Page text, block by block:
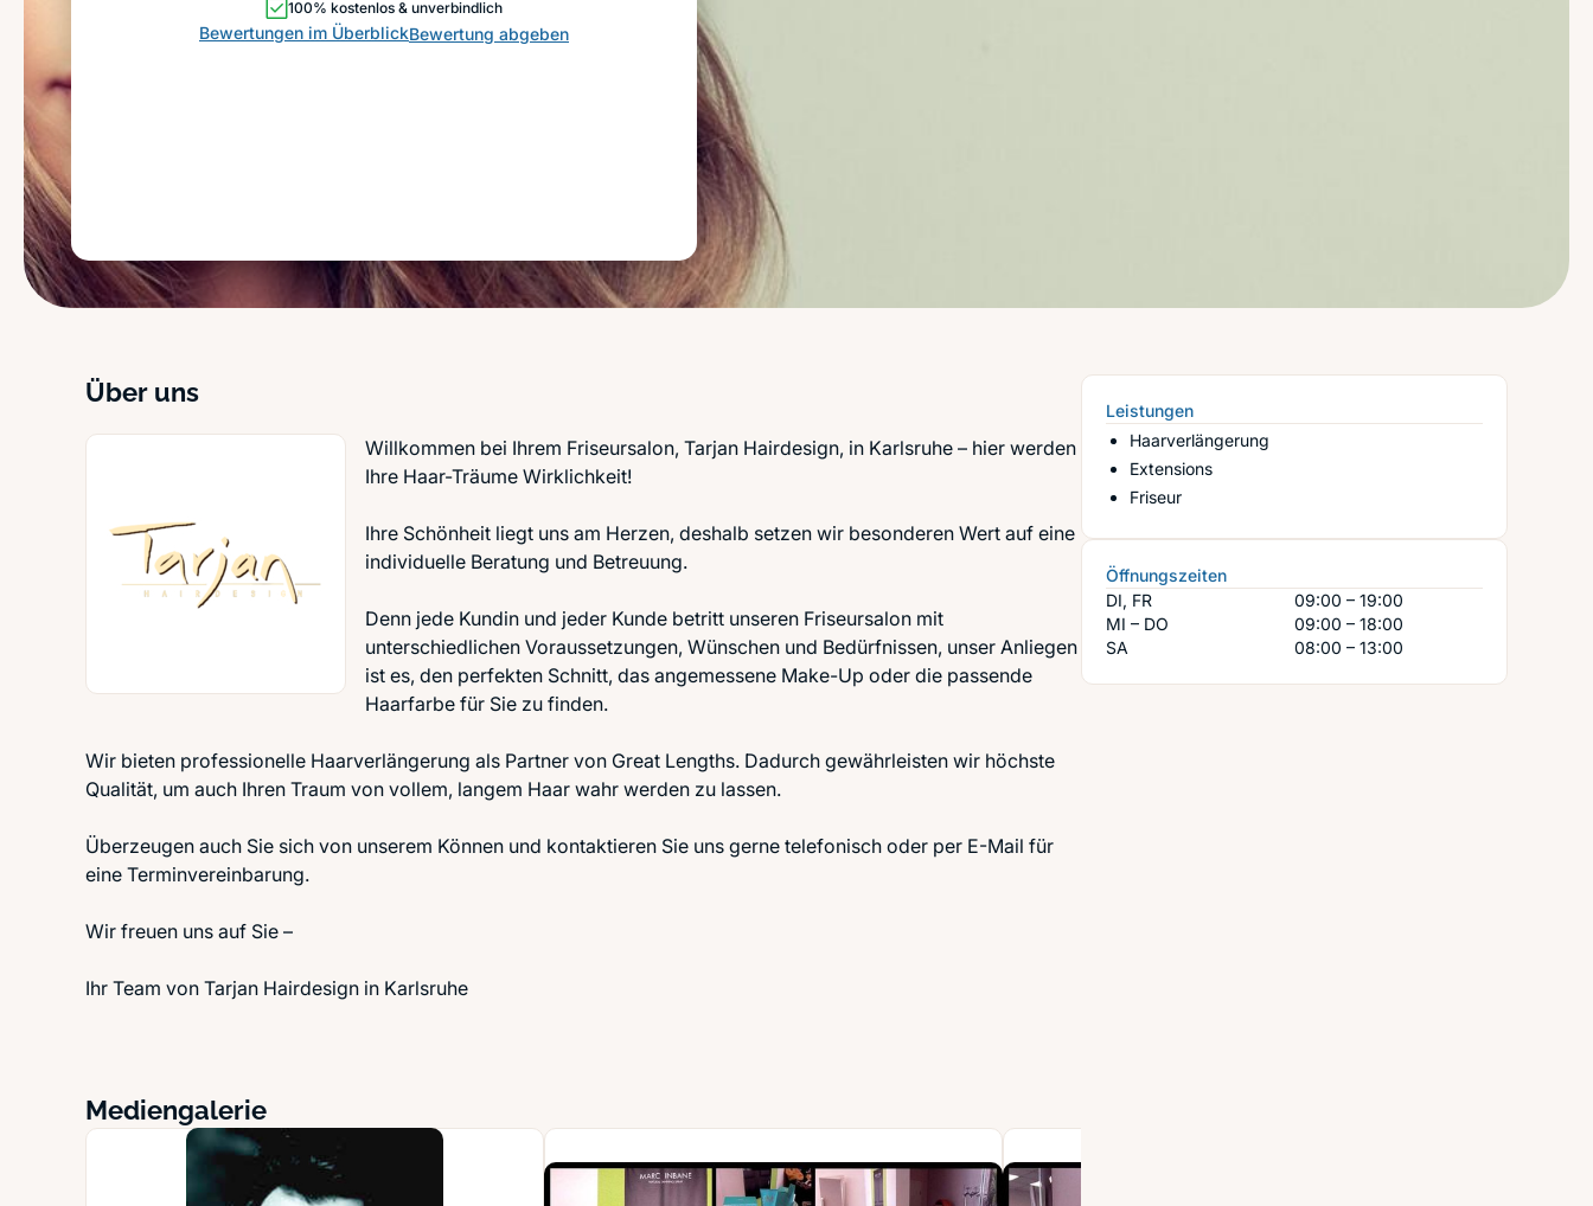
100% kostenlos & unverbindlich
Bewertungen im ÜberblickBewertung abgeben
Über uns
Willkommen bei Ihrem Friseursalon, Tarjan Hairdesign, in Karlsruhe – hier werden
Ihre Haar-Träume Wirklichkeit!
Ihre Schönheit liegt uns am Herzen, deshalb setzen wir besonderen Wert auf eine
individuelle Beratung und Betreuung.
Denn jede Kundin und jeder Kunde betritt unseren Friseursalon mit
unterschiedlichen Voraussetzungen, Wünschen und Bedürfnissen, unser Anliegen
ist es, den perfekten Schnitt, das angemessene Make-Up oder die passende
Haarfarbe für Sie zu finden.
Wir bieten professionelle Haarverlängerung als Partner von Great Lengths. Dadurch gewährleisten wir höchste
Qualität, um auch Ihren Traum von vollem, langem Haar wahr werden zu lassen.
Überzeugen auch Sie sich von unserem Können und kontaktieren Sie uns gerne telefonisch oder per E-Mail für
eine Terminvereinbarung.
Wir freuen uns auf Sie –
Ihr Team von Tarjan Hairdesign in Karlsruhe
Mediengalerie
Leistungen
Haarverlängerung
Extensions
Friseur
Öffnungszeiten
DI, FR
09:00 – 19:00
MI – DO
09:00 – 18:00
SA
08:00 – 13:00